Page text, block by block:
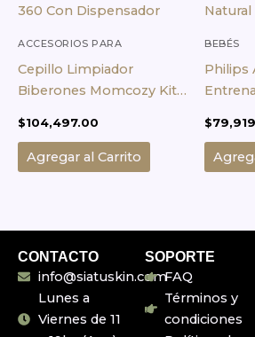
ACCESORIOS PARA
Cepillo Limpiador
Biberones Momcozy Kit
$104,497.00
Agregar al Carrito
BEBÉS
Philips
$
CONTACTO
info@siatuskin.com
Lunes a
Viernes de 11
SOPORTE
FAQ
Términos y
condiciones